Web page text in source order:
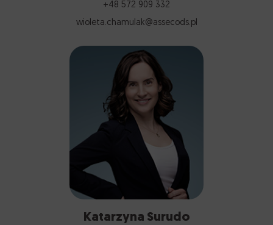
+48 572 909 332
wioleta.chamulak@assecods.pl
Katarzyna Surudo